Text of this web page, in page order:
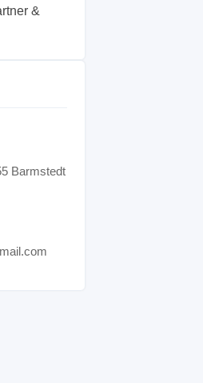
&
Barmstedt